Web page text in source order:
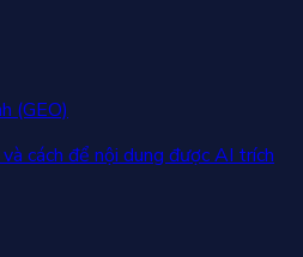
(GEO)
cách để nội dung được AI trích